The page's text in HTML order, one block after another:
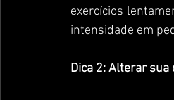
exercícios
intensidade em
Dica 2: Alterar sua